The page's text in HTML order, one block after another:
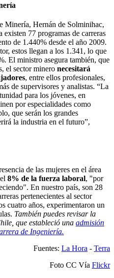
Minería, Hernán de Solminihac,
77 programas de carreras
de 1.440% desde el año 2009.
estos llegan a los 1.341, lo que
El ministro asegura también, que
el sector minero necesitará
, entre ellos profesionales,
de supervisores y analistas. “La
para los jóvenes, en
por especialidades como
que serán los grandes
la industria en el futuro”,
de las mujeres en el área
8% de la fuerza laboral, "por
En nuestro país, son 28
pertenecientes al sector
cuatro años, experimentaron un
También puedes revisar la
que estableció una admisión
de Ingeniería.
Fuentes: La Hora - Terra
Foto CC Vía Flickr